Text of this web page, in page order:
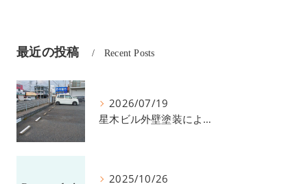
最近の投稿 Recent Posts
2026/07/19
星木ビル外壁塗装による、駐車場の件につきまして。
2025/10/26